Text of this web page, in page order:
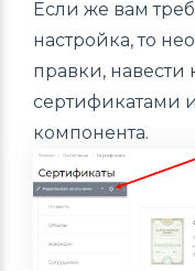
Если же вам
настройка, то
правки, навести
сертификатами
компонента.